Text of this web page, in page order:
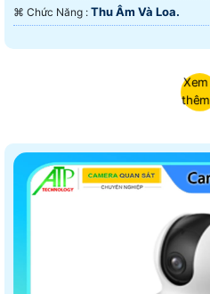
️⌘ Chức Năng : Thu Âm Và Loa.
Xem
thêm